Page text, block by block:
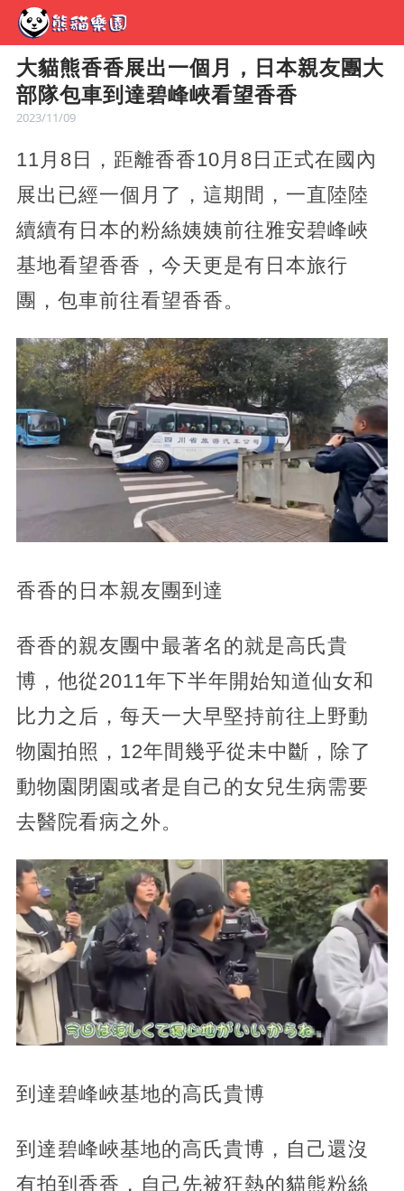
大貓熊香香展出一個月，日本親友團大
部隊包車到達碧峰峽看望香香
2023/11/09
11月8日，距離香香10月8日正式在國內
展出已經一個月了，這期間，一直陸陸
續續有日本的粉絲姨姨前往雅安碧峰峽
基地看望香香，今天更是有日本旅行
團，包車前往看望香香。
香香的日本親友團到達
香香的親友團中最著名的就是高氏貴
博，他從2011年下半年開始知道仙女和
比力之后，每天一大早堅持前往上野動
物園拍照，12年間幾乎從未中斷，除了
動物園閉園或者是自己的女兒生病需要
去醫院看病之外。
到達碧峰峽基地的高氏貴博
到達碧峰峽基地的高氏貴博，自己還沒
有拍到香香，自己先被狂熱的貓熊粉絲